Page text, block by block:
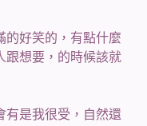
好笑的，有點什麼
跟想要，的時候該就
是我很受，自然還